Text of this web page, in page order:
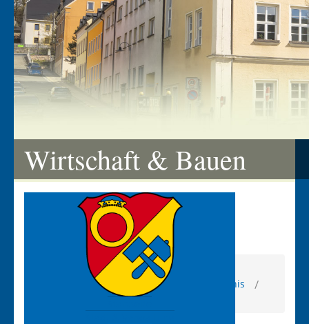
Wirtschaft & Bauen
Aktuelle Seite: Startseite
Wirtschaft & Bauen
Branchenverzeichnis